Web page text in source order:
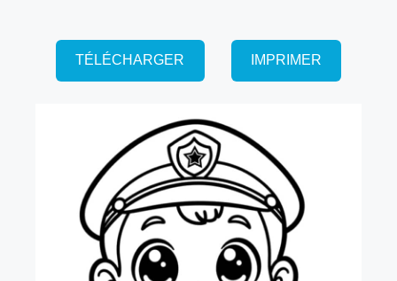
TÉLÉCHARGER IMPRIMER